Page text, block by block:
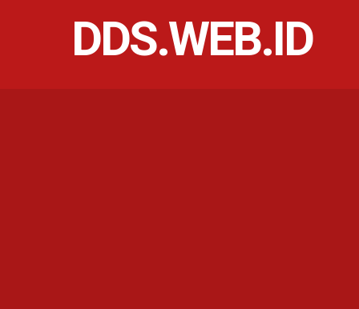
DDS.WEB.ID